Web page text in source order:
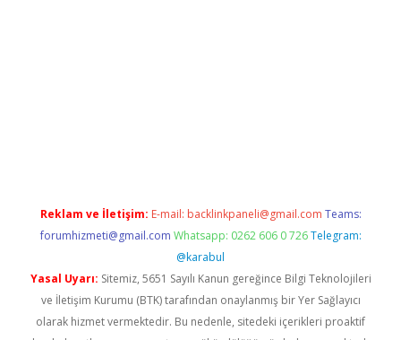
Reklam ve İletişim: E-mail: backlinkpaneli@gmail.com Teams:
forumhizmeti@gmail.com Whatsapp: 0262 606 0 726 Telegram:
@karabul
Yasal Uyarı: Sitemiz, 5651 Sayılı Kanun gereğince Bilgi Teknolojileri
ve İletişim Kurumu (BTK) tarafından onaylanmış bir Yer Sağlayıcı
olarak hizmet vermektedir. Bu nedenle, sitedeki içerikleri proaktif